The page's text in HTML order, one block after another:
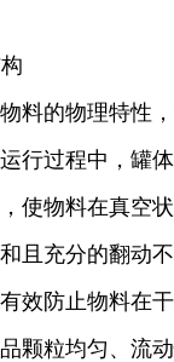
料的物理特性
行过程中，罐
使物料在真空
且充分的翻动
效防止物料在
颗粒均匀、流动